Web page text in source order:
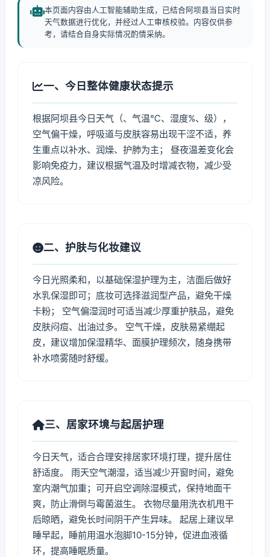
本页面内容由人工智能辅助生成，已结合阿坝县当日实时
天气数据进行优化，并经过人工审核校验。内容仅供参
考，请结合自身实际情况酌情采纳。
一、今日整体健康状态提示
根据阿坝县今日天气（、气温℃、湿度%、级），
空气偏干燥，呼吸道与皮肤容易出现干涩不适，养
生重点以补水、润燥、护肺为主； 昼夜温差变化会
影响免疫力，建议根据气温及时增减衣物，减少受
凉风险。
二、护肤与化妆建议
今日光照柔和，以基础保湿护理为主，洁面后做好
水乳保湿即可；底妆可选择滋润型产品，避免干燥
卡粉； 空气偏湿润时可适当减少厚重护肤品，避免
皮肤闷痘、出油过多。 空气干燥，皮肤易紧绷起
皮，建议增加保湿精华、面膜护理频次，随身携带
补水喷雾随时舒缓。
三、居家环境与起居护理
今日天气，适合合理安排居家环境打理，提升居住
舒适度。 雨天空气潮湿，适当减少开窗时间，避免
室内潮气加重；可开启空调除湿模式，保持地面干
爽，防止滑倒与霉菌滋生。 衣物尽量用洗衣机甩干
后晾晒，避免长时间阴干产生异味。 起居上建议早
睡早起，睡前用温水泡脚10-15分钟，促进血液循
环，提高睡眠质量。